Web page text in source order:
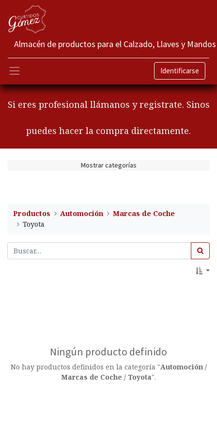
Almacén de productos para el Calzado, Llaves y Mandos
Identificarse
Si eres profesional llámanos y registrate. Sinos
puedes hacer la compra directamente.
Mostrar categorías
Productos Automoción
Marcas de Coche
Toyota
Ningún producto definido
No hay productos definidos en la categoría "Automoción /
Marcas de Coche / Toyota".